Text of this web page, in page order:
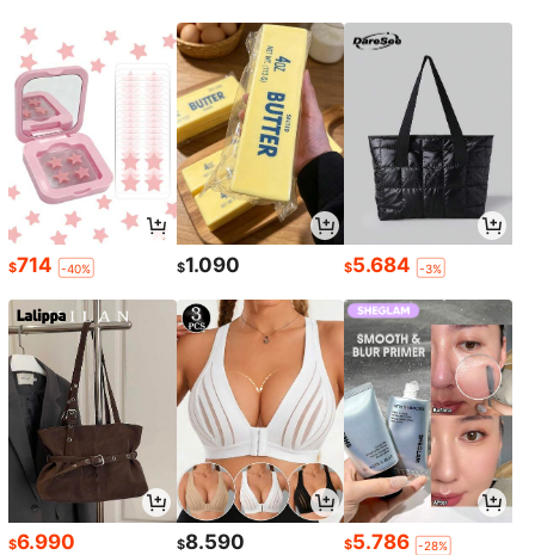
$714 -40% $1.090 $5.684 -3%
$6.990 $8.590 $5.786 -28%